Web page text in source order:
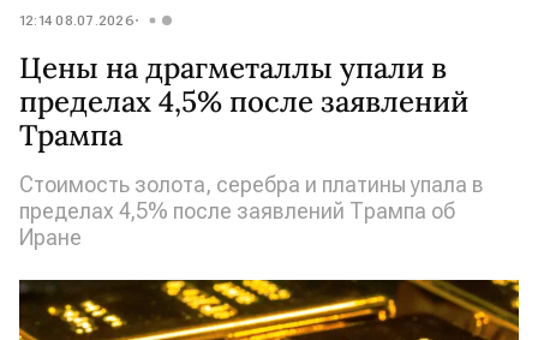
12:14 08.07.2026
Цены на драгметаллы упали в
пределах 4,5% после заявлений
Трампа
Стоимость золота, серебра и платины упала в
пределах 4,5% после заявлений Трампа об
Иране